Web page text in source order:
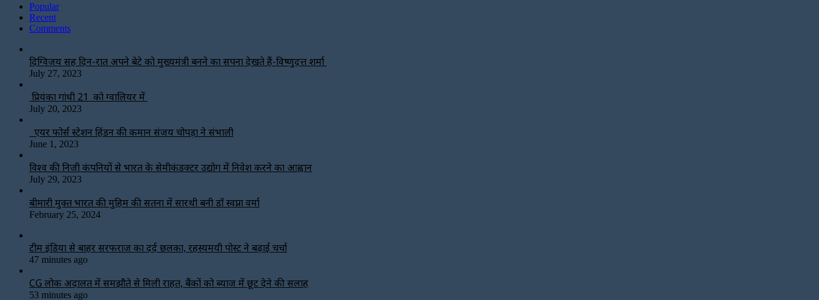
Popular
Recent
Comments
दिग्विजय सिंह दिन-रात अपने बेटे को मुख्यमंत्री बनने का सपना देखते हैं-विष्णुदत्त शर्मा
July 27, 2023
प्रियंका गांधी 21 को ग्वालियर में
July 20, 2023
एयर फोर्स स्टेशन हिंडन की कमान संजय चोपड़ा ने संभाली
June 1, 2023
विश्‍व की निजी कंपनियों से भारत के सेमीकंडक्टर उद्योग में निवेश करने का आह्वान
July 29, 2023
बीमारी मुक्त भारत की मुहिम की सतना में सारथी बनी डाॅ स्वप्ना वर्मा
February 25, 2024
टीम इंडिया से बाहर सरफराज का दर्द छलका, रहस्यमयी पोस्ट ने बढ़ाई चर्चा
47 minutes ago
CG लोक अदालत में समझौते से मिली राहत, बैंकों को ब्याज में छूट देने की सलाह
53 minutes ago